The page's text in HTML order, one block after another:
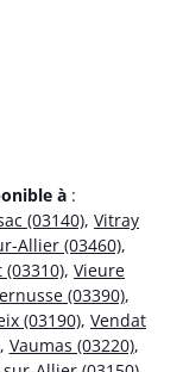
à :
(03140), Vitray
Allier (03460),
, Vieure
(03390),
(03190), Vendat
, Vaumas (03220),